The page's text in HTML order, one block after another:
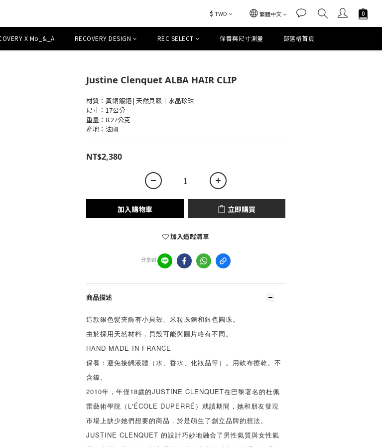
$ TWD 繁體中文
X Mo_&_A RECOVERY DESIGN REC SELECT 保養與尺寸測量 部落格首頁
Justine Clenquet ALBA HAIR CLIP
材質：黃銅鍍鈀 | 天然貝殼｜水晶珍珠
尺寸：17公分
重量：8.27公克
產地：法國
NT$2,380
加入購物車 立即購買
加入追蹤清單
分享到
商品描述
這款銀色髮夾飾有小貝殼、米粒珠鍊和銀色圓珠。
由於採用天然材料，貝殼可能與圖片略有不同。
HAND MADE IN FRANCE
保養：避免接觸液體（水、香水、化妝品等）。用軟布擦乾。不
含鎳。
2010年，年僅18歲的JUSTINE CLENQUET在巴黎著名的杜佩
雷藝術學院（L'ÉCOLE DUPERRÉ）就讀期間，她和朋友發現
市場上缺少她們想要的商品，於是萌生了創立品牌的想法。
JUSTINE CLENQUET 的設計巧妙地融合了男性氣質與女性氣